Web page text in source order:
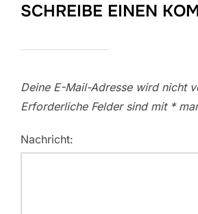
SCHREIBE EINEN
Deine E-Mail-Adresse wird nicht
Erforderliche Felder sind mit *
Nachricht: